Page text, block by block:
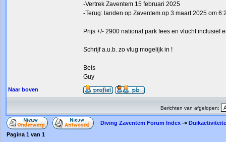
-Vertrek Zaventem 15 februari 2025
-Terug: landen op Zaventem op 3 maart 2025 om
Prijs +/- 2900 national park fees en vlucht inclusief
Schrijf a.u.b. zo vlug mogelijk in !
Beis
Guy
Naar boven
Berichten van afgelopen:
Diving Zaventem Forum Index ->
Pagina 1 van 1